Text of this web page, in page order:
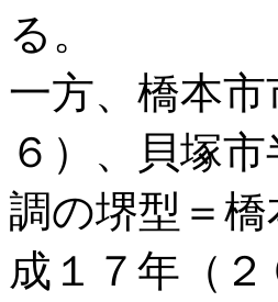
る。
一方、橋本
６）、貝塚
調の堺型＝
成１７年（